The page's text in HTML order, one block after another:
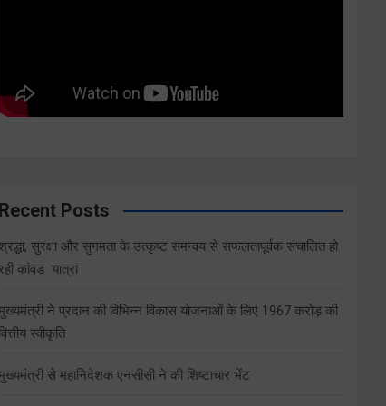
Recent Posts
सुरक्षा और सुगमता के उत्कृष्ट समन्वय से सफलतापूर्वक संचालित हो
कांवड़ यात्रा
ने प्रदान की विभिन्न विकास योजनाओं के लिए 1967 करोड़ की
स्वीकृति
से महानिदेशक एनसीसी ने की शिष्टाचार भेंट